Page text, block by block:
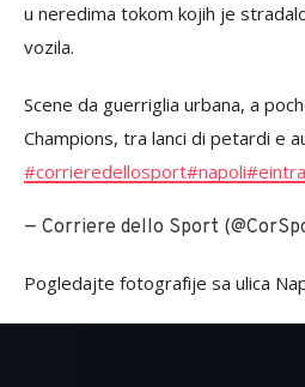
u neredima tokom kojih je
vozila.
Scene da guerriglia urbana, a
Champions, tra lanci di petardi e
#corrieredellosport#napoli
— Corriere dello Sport
Pogledajte fotografije sa ulica